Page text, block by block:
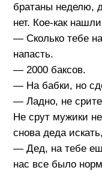
братаны неделю,
нет. Кое-как
— Сколько тебе
напасть.
— 2000 баксов.
— На бабки, но
— Ладно, не
Не срут мужики
снова деда
— Дед, на тебе
нас все было